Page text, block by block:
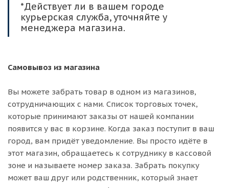
*Действует ли в вашем городе
курьерская служба, уточняйте у
менеджера магазина.
Самовывоз из магазина
Вы можете забрать товар в одном из магазинов,
сотрудничающих с нами. Список торговых точек,
которые принимают заказы от нашей компании
появится у вас в корзине. Когда заказ поступит в ваш
город, вам придёт уведомление. Вы просто идёте в
этот магазин, обращаетесь к сотруднику в кассовой
зоне и называете номер заказа. Забрать покупку
может ваш друг или родственник, который знает